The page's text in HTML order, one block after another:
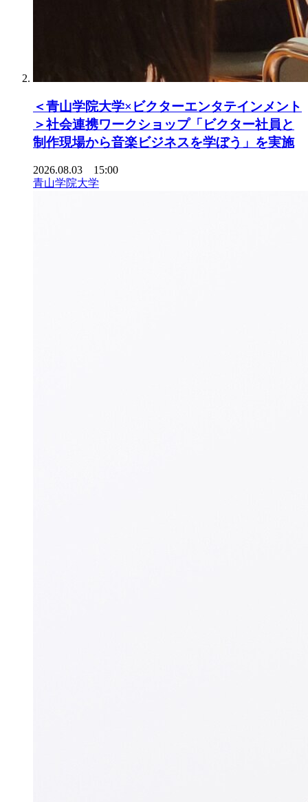
＜青山学院大学×ビクターエンタテインメント
＞社会連携ワークショップ「ビクター社員と
制作現場から音楽ビジネスを学ぼう」を実施
2026.08.03 15:00
青山学院大学